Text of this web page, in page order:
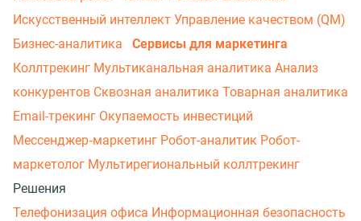
Искусственный интеллект Управление качеством (QM)
Бизнес-аналитика
Сервисы для маркетинга
Коллтрекинг Мультиканальная аналитика Анализ
конкурентов Сквозная аналитика Товарная аналитика
Email-трекинг Окупаемость инвестиций
Мессенджер‑маркетинг Робот-аналитик Робот-
маркетолог Мультирегиональный коллтрекинг
Решения
Телефонизация офиса Информационная безопасность